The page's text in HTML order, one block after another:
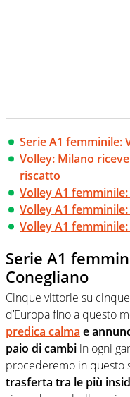
Serie A1 femminile:
Volley: Milano
riscatto
Volley A1
Volley A1
Volley A1
Serie A1
Conegliano
Cinque vittorie su
d’Europa fino a questo
predica calma e
paio di cambi in ogni
procederemo in questo
trasferta tra le più